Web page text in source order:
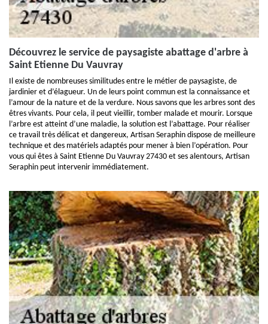
Découvrez le service de paysagiste abattage d'arbre à
Saint Etienne Du Vauvray
Il existe de nombreuses similitudes entre le métier de paysagiste, de
jardinier et d’élagueur. Un de leurs point commun est la connaissance et
l’amour de la nature et de la verdure. Nous savons que les arbres sont des
êtres vivants. Pour cela, il peut vieillir, tomber malade et mourir. Lorsque
l’arbre est atteint d’une maladie, la solution est l’abattage. Pour réaliser
ce travail très délicat et dangereux, Artisan Seraphin dispose de meilleure
technique et des matériels adaptés pour mener à bien l’opération. Pour
vous qui êtes à Saint Etienne Du Vauvray 27430 et ses alentours, Artisan
Seraphin peut intervenir immédiatement.